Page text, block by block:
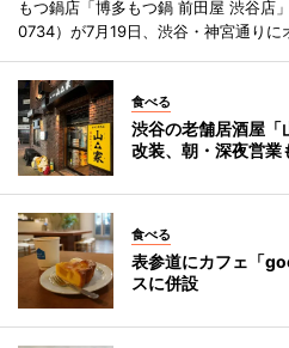
もつ鍋店「博多もつ鍋 前田屋 渋谷店
0734）が7月19日、渋谷・神宮通りに
食べる
渋谷の老舗居酒屋
改装、朝・深夜営業
食べる
表参道にカフェ「
スに併設